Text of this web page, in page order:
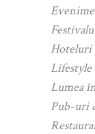
Hoteluri
Lumea
Pub-uri